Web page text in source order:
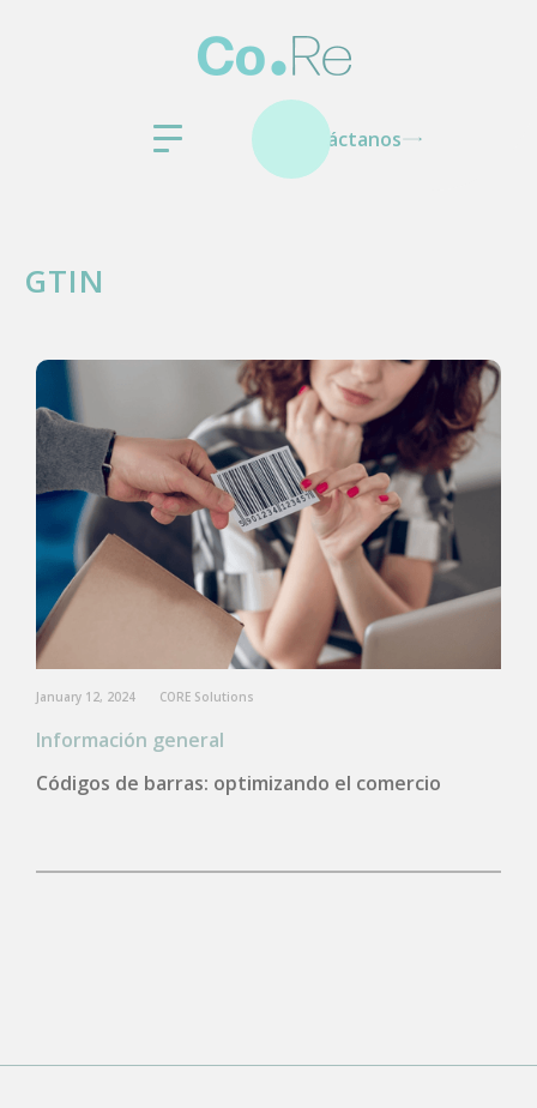
Contáctanos
GTIN
January 12, 2024 CORE Solutions
Información general
Códigos de barras: optimizando el comercio